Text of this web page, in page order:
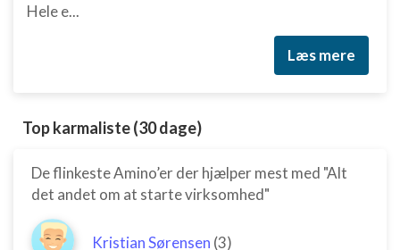
Hele e...
Læs mere
Top karmaliste (30 dage)
De flinkeste Amino’er der hjælper mest med "Alt
det andet om at starte virksomhed"
Kristian Sørensen (3)